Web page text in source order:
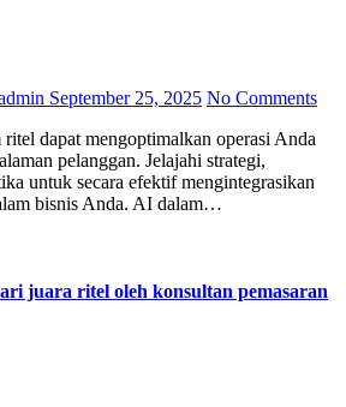
September 25, 2025 No Comments
pelanggan. Jelajahi strategi,
untuk secara efektif mengintegrasikan
bisnis Anda. AI dalam…
juara ritel oleh konsultan pemasaran